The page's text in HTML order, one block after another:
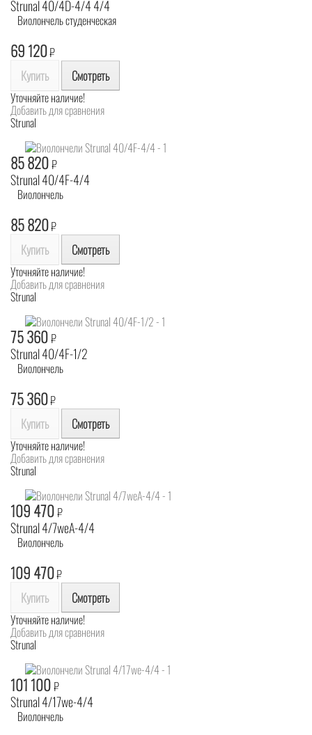
Strunal 40/4D-4/4 4/4
Виолончель студенческая
69 120₽
Купить Смотреть
Уточняйте наличие!
Добавить для сравнения
Strunal
85 820₽
Strunal 40/4F-4/4
Виолончель
85 820₽
Купить Смотреть
Уточняйте наличие!
Добавить для сравнения
Strunal
75 360₽
Strunal 40/4F-1/2
Виолончель
75 360₽
Купить Смотреть
Уточняйте наличие!
Добавить для сравнения
Strunal
109 470₽
Strunal 4/7weA-4/4
Виолончель
109 470₽
Купить Смотреть
Уточняйте наличие!
Добавить для сравнения
Strunal
101 100₽
Strunal 4/17we-4/4
Виолончель